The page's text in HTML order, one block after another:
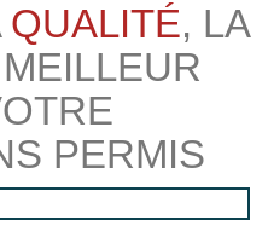
QUALITÉ, LA
PERMIS